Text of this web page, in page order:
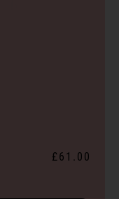
£61.00